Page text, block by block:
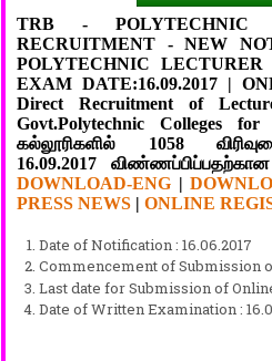
TRB - POLYTECHNIC
RECRUITMENT - NEW
POLYTECHNIC
EXAM DATE:16.09.2017 |
Direct Recruitment of
Govt.Polytechnic Colleges
கல்லூரிகளில் 1058
16.09.2017
DOWNLOAD-ENG |
PRESS NEWS | ONLINE
Date of Notification : 16.06.2017
Commencement of Submission
Last date for Submission of
Date of Written Examination :